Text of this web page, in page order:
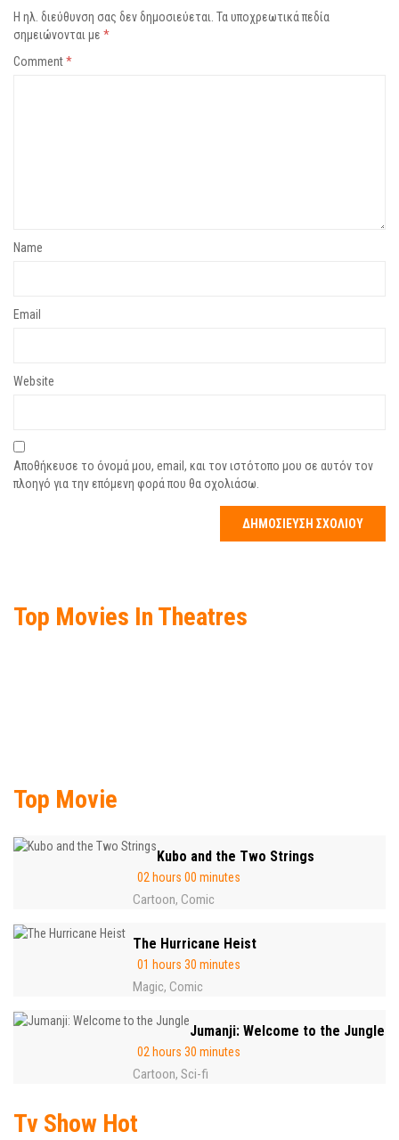
Η ηλ. διεύθυνση σας δεν δημοσιεύεται. Τα υποχρεωτικά πεδία
σημειώνονται με *
Comment*
Name
Email
Website
Αποθήκευσε το όνομά μου, email, και τον ιστότοπο μου σε αυτόν τον
πλοηγό για την επόμενη φορά που θα σχολιάσω.
Top Movies In Theatres
Top Movie
Kubo and the Two Strings
02 hours 00 minutes
Cartoon, Comic
The Hurricane Heist
01 hours 30 minutes
Magic, Comic
Jumanji: Welcome to the Jungle
02 hours 30 minutes
Cartoon, Sci-fi
Tv Show Hot